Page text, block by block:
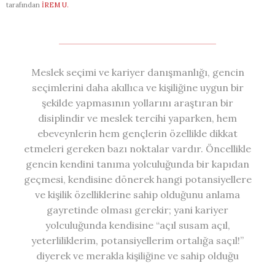
tarafından İREM U.
Meslek seçimi ve kariyer danışmanlığı, gencin
seçimlerini daha akıllıca ve kişiliğine uygun bir
şekilde yapmasının yollarını araştıran bir
disiplindir ve meslek tercihi yaparken, hem
ebeveynlerin hem gençlerin özellikle dikkat
etmeleri gereken bazı noktalar vardır. Öncellikle
gencin kendini tanıma yolculuğunda bir kapıdan
geçmesi, kendisine dönerek hangi potansiyellere
ve kişilik özelliklerine sahip olduğunu anlama
gayretinde olması gerekir; yani kariyer
yolculuğunda kendisine “açıl susam açıl,
yeterliliklerim, potansiyellerim ortalığa saçıl!”
diyerek ve merakla kişiliğine ve sahip olduğu